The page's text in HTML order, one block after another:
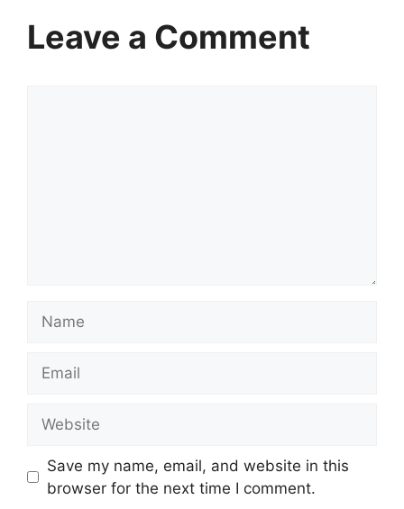
Leave a Comment
Save my name, email, and website in this
browser for the next time I comment.